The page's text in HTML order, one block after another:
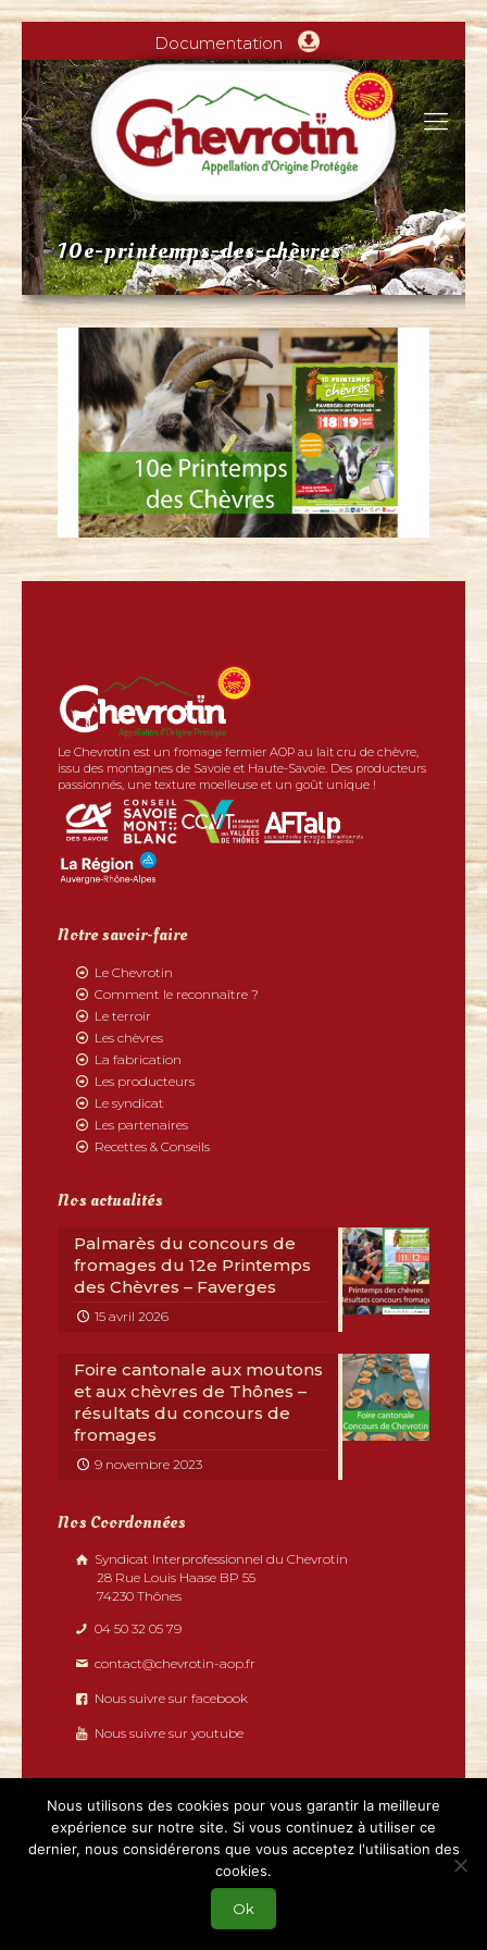
Documentation
10e-printemps-des-chèvres
Le Chevrotin est un fromage fermier AOP au lait cru de chèvre,
issu des montagnes de Savoie et Haute-Savoie. Des producteurs
passionnés, une texture moelleuse et un goût unique !
Notre savoir-faire
Le Chevrotin
Comment le reconnaître ?
Le terroir
Les chèvres
La fabrication
Les producteurs
Le syndicat
Les partenaires
Recettes & Conseils
Nos actualités
Palmarès du concours de
fromages du 12e Printemps
des Chèvres – Faverges
15 avril 2026
Foire cantonale aux moutons
et aux chèvres de Thônes –
résultats du concours de
fromages
9 novembre 2023
Nos Coordonnées
Syndicat Interprofessionnel du Chevrotin
28 Rue Louis Haase BP 55
74230 Thônes
04 50 32 05 79
contact@chevrotin-aop.fr
Nous suivre sur facebook
Nous suivre sur youtube
2019 - Chevrotin tous droits réservés | Réalisé par
Licom Développement
Partenaires
Nous utilisons des cookies pour vous garantir la meilleure
expérience sur notre site. Si vous continuez à utiliser ce
dernier, nous considérerons que vous acceptez l'utilisation des
cookies.
Ok